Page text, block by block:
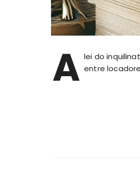
A lei do
entre